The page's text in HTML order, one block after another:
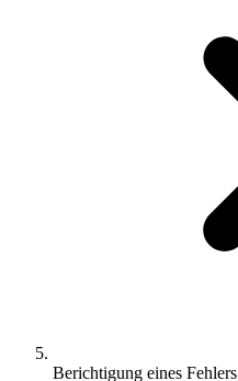
Berichtigung eines Fehlers